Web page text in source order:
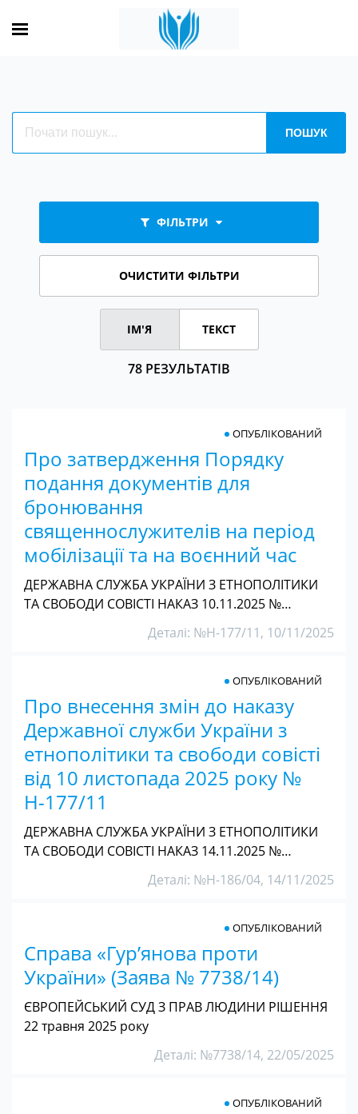
ФІЛЬТРИ
ОЧИСТИТИ ФІЛЬТРИ
78 РЕЗУЛЬТАТІВ
ІМ'Я ТЕКСТ
Про затвердження Порядку
подання документів для
бронювання
священнослужителів на період
мобілізації та на воєнний час
ОПУБЛІКОВАНИЙ
ДЕРЖАВНА СЛУЖБА УКРАЇНИ З ЕТНОПОЛІТИКИ
ТА СВОБОДИ СОВІСТІ НАКАЗ 10.11.2025 №…
Деталі: №Н-177/11, 10/11/2025
Про внесення змін до наказу
Державної служби України з
етнополітики та свободи совісті
від 10 листопада 2025 року №
Н-177/11
ОПУБЛІКОВАНИЙ
ДЕРЖАВНА СЛУЖБА УКРАЇНИ З ЕТНОПОЛІТИКИ
ТА СВОБОДИ СОВІСТІ НАКАЗ 14.11.2025 №…
Деталі: №Н-186/04, 14/11/2025
Справа «Гур’янова проти
України» (Заява № 7738/14)
ОПУБЛІКОВАНИЙ
ЄВРОПЕЙСЬКИЙ СУД З ПРАВ ЛЮДИНИ РІШЕННЯ
22 травня 2025 року
Деталі: №7738/14, 22/05/2025
ОПУБЛІКОВАНИЙ